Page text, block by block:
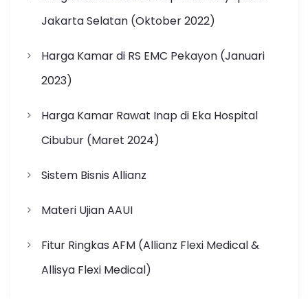
Jakarta Selatan (Oktober 2022)
Harga Kamar di RS EMC Pekayon (Januari
2023)
Harga Kamar Rawat Inap di Eka Hospital
Cibubur (Maret 2024)
Sistem Bisnis Allianz
Materi Ujian AAUI
Fitur Ringkas AFM (Allianz Flexi Medical &
Allisya Flexi Medical)